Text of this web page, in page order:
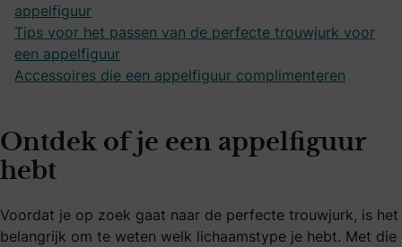
appelfiguur
Tips voor het passen van de perfecte trouwjurk voor
een appelfiguur
Accessoires die een appelfiguur complimenteren
Ontdek of je een appelfiguur
hebt
Voordat je op zoek gaat naar de perfecte trouwjurk, is het
belangrijk om te weten welk lichaamstype je hebt. Met die